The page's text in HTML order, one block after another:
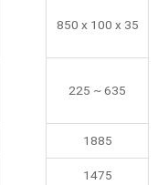
850 x 100 x 35
225 ~ 635
1885
1475